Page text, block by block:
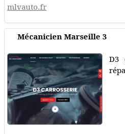
mlvauto.fr
Mécanicien Marseille 3
D3